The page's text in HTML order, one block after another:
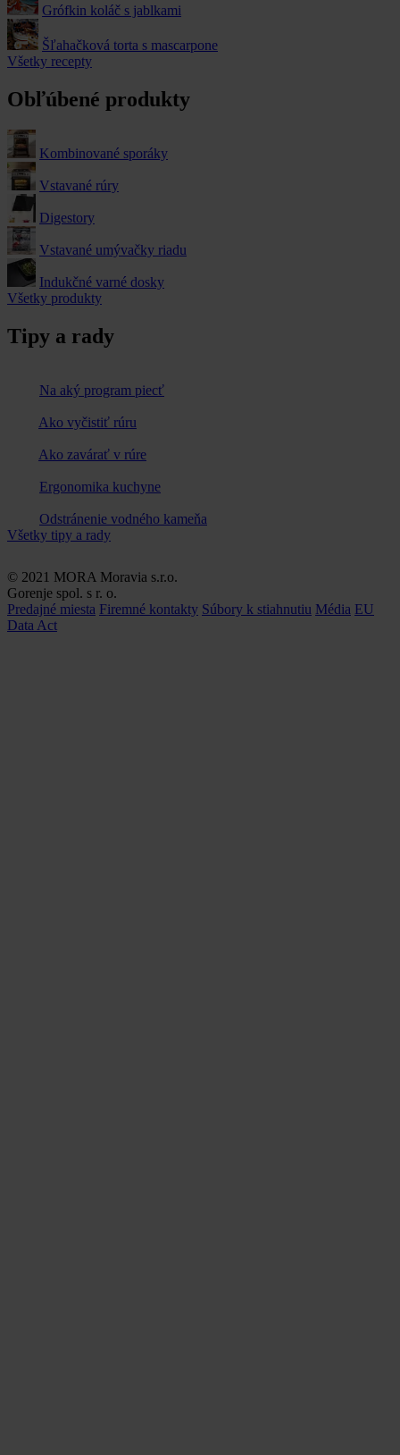
Grófkin koláč s jablkami
Šľahačková torta s mascarpone
Všetky recepty
Obľúbené produkty
Kombinované sporáky
Vstavané rúry
Digestory
Vstavané umývačky riadu
Indukčné varné dosky
Všetky produkty
Tipy a rady
Na aký program piecť
Ako vyčistiť rúru
Ako zavárať v rúre
Ergonomika kuchyne
Odstránenie vodného kameňa
Všetky tipy a rady
© 2021 MORA Moravia s.r.o.
Gorenje spol. s r. o.
Predajné miesta Firemné kontakty Súbory k stiahnutiu Média EU
Data Act